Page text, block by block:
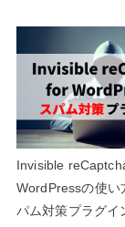
Invisible
WordPressの使
パム対策プラグイ